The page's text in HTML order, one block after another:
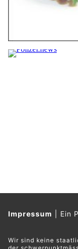
Impressum Ein
Wir sind keine